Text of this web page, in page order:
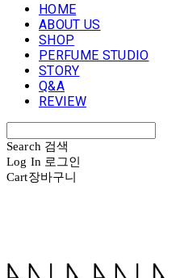
HOME
ABOUT US
SHOP
PERFUME STUDIO
STORY
Q&A
REVIEW
Search 검색
Log In 로그인
Cart장바구니